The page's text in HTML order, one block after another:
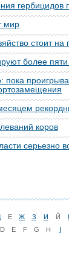
гербицидов
мир
стоит на
более
пока
коров
серьезно
Е Ж З И Й
D E F G H I